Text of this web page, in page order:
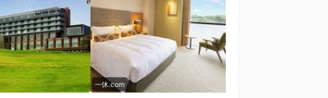
一休.com